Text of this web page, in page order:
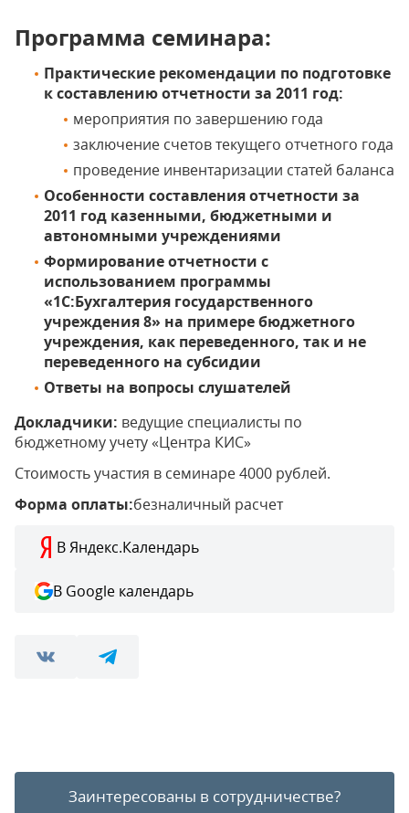
Программа семинара:
Практические рекомендации по подготовке
к составлению отчетности за 2011 год:
мероприятия по завершению года
заключение счетов текущего отчетного года
проведение инвентаризации статей баланса
Особенности составления отчетности за
2011 год казенными, бюджетными и
автономными учреждениями
Формирование отчетности с
использованием программы
«1С:Бухгалтерия государственного
учреждения 8» на примере бюджетного
учреждения, как переведенного, так и не
переведенного на субсидии
Ответы на вопросы слушателей
Докладчики: ведущие специалисты по
бюджетному учету «Центра КИС»
Стоимость участия в семинаре 4000 рублей.
Форма оплаты:безналичный расчет
В Яндекс.Календарь
В Google календарь
Заинтересованы в сотрудничестве?